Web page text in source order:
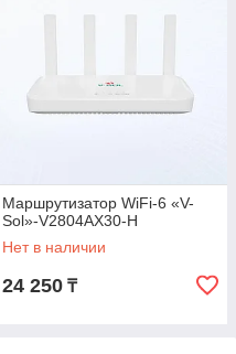
Маршрутизатор WiFi-6 «V-
Sol»-V2804AX30-H
Нет в наличии
24 250 ₸